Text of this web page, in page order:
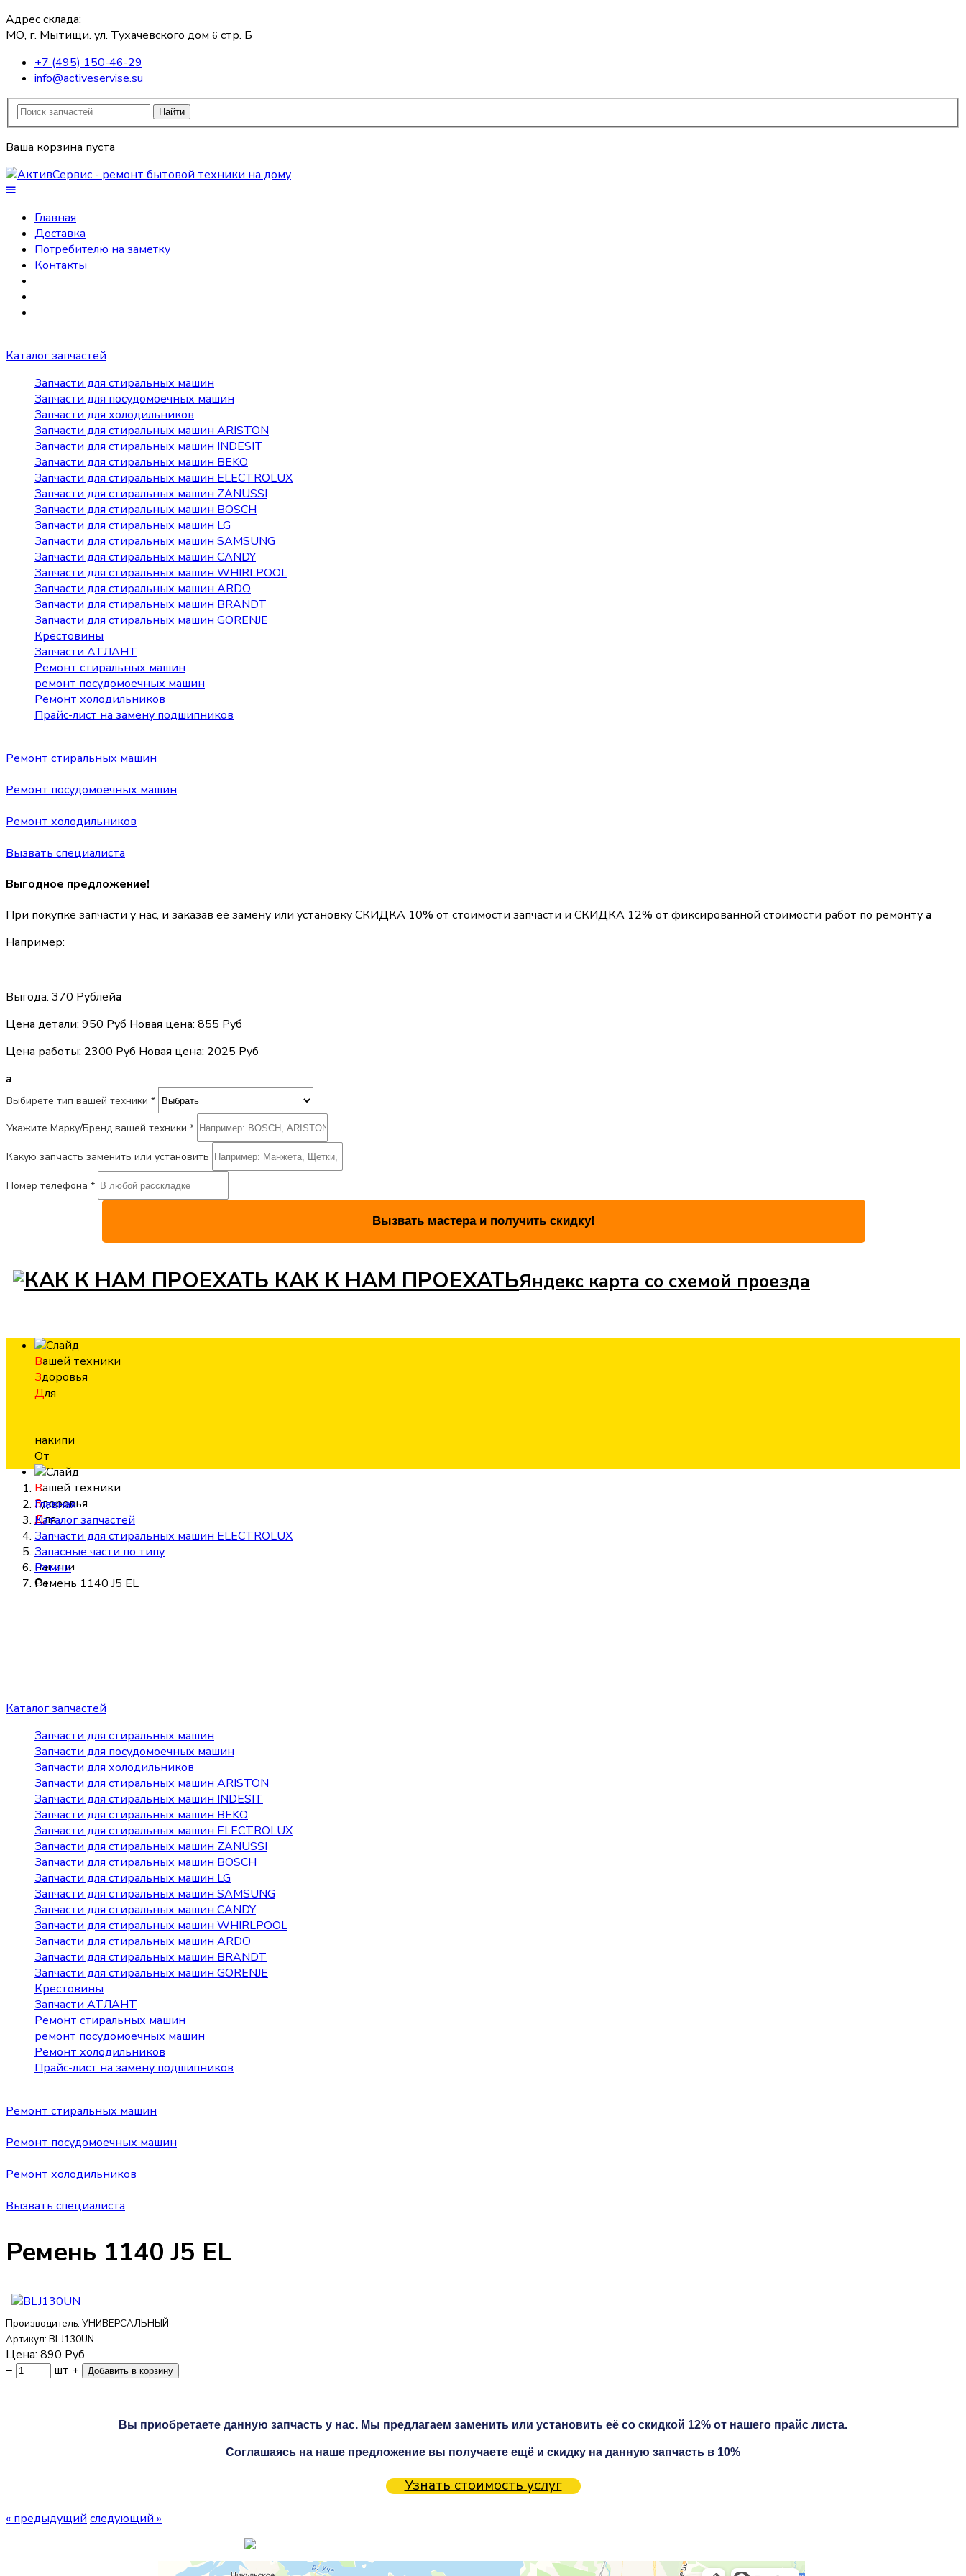
Адрес склада:
МО, г. Мытищи. ул. Тухачевского дом 6 стр. Б
+7 (495) 150-46-29
info@activeservise.su
Найти
Ваша корзина пуста
Главная
Доставка
Потребителю на заметку
Контакты
Каталог запчастей
Запчасти для стиральных машин
Запчасти для посудомоечных машин
Запчасти для холодильников
Запчасти для стиральных машин ARISTON
Запчасти для стиральных машин INDESIT
Запчасти для стиральных машин BEKO
Запчасти для стиральных машин ELECTROLUX
Запчасти для стиральных машин ZANUSSI
Запчасти для стиральных машин BOSCH
Запчасти для стиральных машин LG
Запчасти для стиральных машин SAMSUNG
Запчасти для стиральных машин CANDY
Запчасти для стиральных машин WHIRLPOOL
Запчасти для стиральных машин ARDO
Запчасти для стиральных машин BRANDT
Запчасти для стиральных машин GORENJE
Крестовины
Запчасти АТЛАНТ
Ремонт стиральных машин
ремонт посудомоечных машин
Ремонт холодильников
Прайс-лист на замену подшипников
Ремонт стиральных машин
Ремонт посудомоечных машин
Ремонт холодильников
Вызвать специалиста
Выгодное предложение!
При покупке запчасти у нас, и заказав её замену или установкуСКИДКА 10% от стоимости запчасти и СКИДКА 12% от фиксированной стоимости работ по ремонтуa
Например:
Выгода: 370 Рублейa
Цена детали: 950 Руб Новая цена: 855 Руб
Цена работы: 2300 Руб Новая цена: 2025 Руб
a
Выбирете тип вашей техники *
Укажите Марку/Бренд вашей техники *
Какую запчасть заменить или установить
Номер телефона *
КАК К НАМ ПРОЕХАТЬЯндекс карта со схемой проезда
Вашей техники
Здоровья
Для
накипи
От
Вашей техники
Здоровья
Для
накипи
От
Главная
Каталог запчастей
Запчасти для стиральных машин ELECTROLUX
Запасные части по типу
Ремни
Ремень 1140 J5 EL
Каталог запчастей
Запчасти для стиральных машин
Запчасти для посудомоечных машин
Запчасти для холодильников
Запчасти для стиральных машин ARISTON
Запчасти для стиральных машин INDESIT
Запчасти для стиральных машин BEKO
Запчасти для стиральных машин ELECTROLUX
Запчасти для стиральных машин ZANUSSI
Запчасти для стиральных машин BOSCH
Запчасти для стиральных машин LG
Запчасти для стиральных машин SAMSUNG
Запчасти для стиральных машин CANDY
Запчасти для стиральных машин WHIRLPOOL
Запчасти для стиральных машин ARDO
Запчасти для стиральных машин BRANDT
Запчасти для стиральных машин GORENJE
Крестовины
Запчасти АТЛАНТ
Ремонт стиральных машин
ремонт посудомоечных машин
Ремонт холодильников
Прайс-лист на замену подшипников
Ремонт стиральных машин
Ремонт посудомоечных машин
Ремонт холодильников
Вызвать специалиста
Ремень 1140 J5 EL
Производитель: УНИВЕРСАЛЬНЫЙ
Артикул: BLJ130UN
Цена: 890 Руб
−
шт +
Вы приобретаете данную запчасть у нас. Мы предлагаем заменить или установить её со скидкой 12% от нашего прайс листа.
Соглашаясь на наше предложение вы получаете ещё и скидку на данную запчасть в 10%
Узнать стоимость услуг
« предыдущий следующий »